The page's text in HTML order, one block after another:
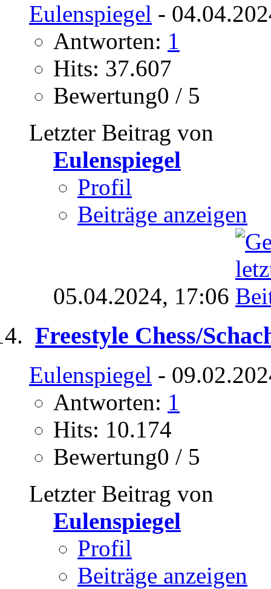
Eulenspiegel -
Antworten: 1
Hits: 37.607
Bewertung0 / 5
Letzter Beitrag von
Eulenspiegel
Profil
Beiträge anzeigen
05.04.2024, 17:06
Freestyle Chess/
Eulenspiegel -
Antworten: 1
Hits: 10.174
Bewertung0 / 5
Letzter Beitrag von
Eulenspiegel
Profil
Beiträge anzeigen